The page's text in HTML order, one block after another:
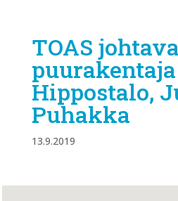
TOAS johtava
Hippostalo,
Puhakka
13.9.2019